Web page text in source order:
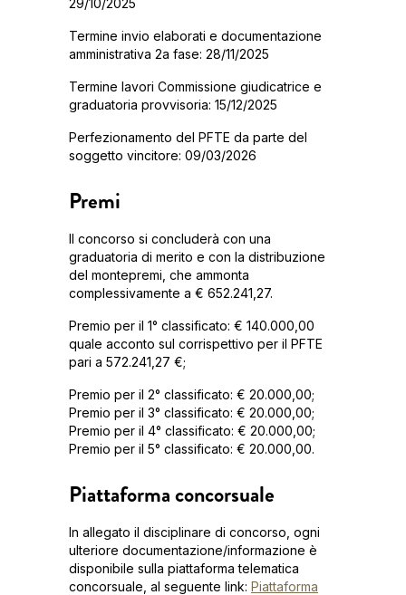
29/10/2025
Termine invio elaborati e documentazione
amministrativa 2a fase: 28/11/2025
Termine lavori Commissione giudicatrice e
graduatoria provvisoria: 15/12/2025
Perfezionamento del PFTE da parte del
soggetto vincitore: 09/03/2026
Premi
Il concorso si concluderà con una
graduatoria di merito e con la distribuzione
del montepremi, che ammonta
complessivamente a € 652.241,27.
Premio per il 1° classificato: € 140.000,00
quale acconto sul corrispettivo per il PFTE
pari a 572.241,27 €;
Premio per il 2° classificato: € 20.000,00;
Premio per il 3° classificato: € 20.000,00;
Premio per il 4° classificato: € 20.000,00;
Premio per il 5° classificato: € 20.000,00.
Piattaforma concorsuale
In allegato il disciplinare di concorso, ogni
ulteriore documentazione/informazione è
disponibile sulla piattaforma telematica
concorsuale, al seguente link: Piattaforma